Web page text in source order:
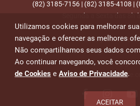
(82) 3185-7156 | (82) 3185-4108 |
Segunda a Sexta das 8h
Emails para
Utilizamos cookies para melhorar
navegação e oferecer as melhores
Não compartilhamos seus dados
Ao continuar navegando, você
de Cookies e Aviso de Privacidade.
ACEITAR